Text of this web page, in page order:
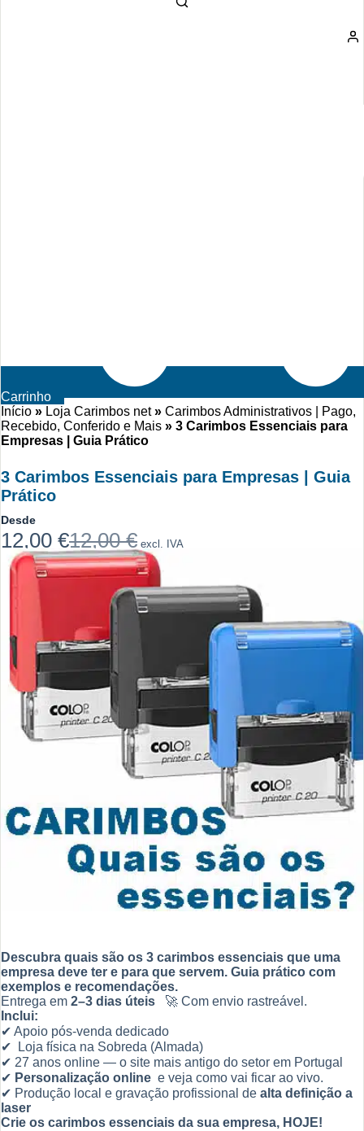
Carrinho
Início » Loja Carimbos net» Carimbos Administrativos | Pago,
Recebido, Conferido e Mais » 3 Carimbos Essenciais para
Empresas | Guia Prático
3 Carimbos Essenciais para Empresas | Guia
Prático
Desde
12,00€
O
preço
original
12,00 €.
12,00 €O
preço
atual
12,00 €.
excl. IVA
Descubra quais são os 3 carimbos essenciais que uma
empresa deve ter e para que servem. Guia prático com
exemplos e recomendações.
Entrega em 2–3 dias úteis 🚀 Com envio rastreável.
Inclui:
✔ Apoio pós-venda dedicado
✔ Loja física na Sobreda (Almada)
✔ 27 anos online — o site mais antigo do setor em Portugal
✔ Personalização online e veja como vai ficar ao vivo.
✔ Produção local e gravação profissional de alta definição a
laser
Crie os carimbos essenciais da sua empresa, HOJE!